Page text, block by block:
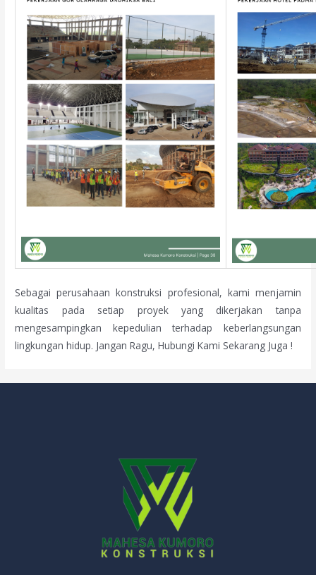
Sebagai perusahaan konstruksi profesional, kami menjamin
kualitas pada setiap proyek yang dikerjakan tanpa
mengesampingkan kepedulian terhadap keberlangsungan
lingkungan hidup. Jangan Ragu, Hubungi Kami Sekarang Juga !